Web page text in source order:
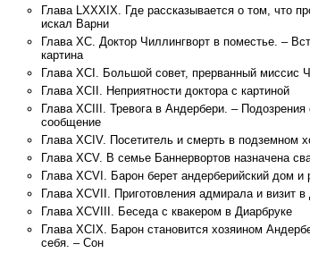
Глава LXXXIX. Где рассказывается о том, что
искал Варни
Глава ХС. Доктор Чиллингворт в поместье. –
картина
Глава XCI. Большой совет, прерванный миссис
Глава XCII. Неприятности доктора с картиной
Глава ХСIII. Тревога в Андербери. – Подозрения
сообщение
Глава XCIV. Посетитель и смерть в подземном
Глава XCV. В семье Баннервортов назначена
Глава XCVI. Барон берет андерберийский дом
Глава XCVII. Приготовления адмирала и визит в
Глава XCVIII. Беседа с квакером в Диарбруке
Глава ХСIХ. Барон становится хозяином
себя. – Сон